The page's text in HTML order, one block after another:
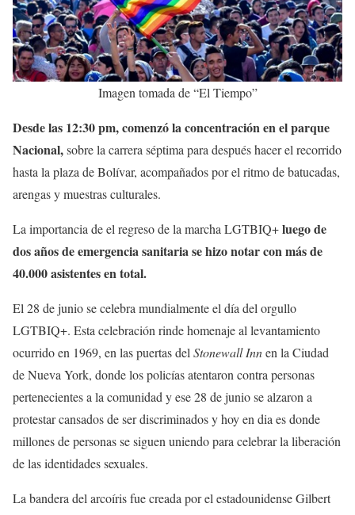
Imagen tomada de “El Tiempo”
Desde las 12:30 pm, comenzó la concentración en el parque
Nacional,sobre la carrera séptima para después hacer el recorrido
hasta la plaza de Bolívar, acompañados por el ritmo de batucadas,
arengas y muestras culturales.
La importancia de el regreso de la marcha LGTBIQ+luego de
dos años de emergencia sanitaria se hizo notar con más de
40.000 asistentes en total.
El 28 de junio se celebra mundialmente el día del orgullo
LGTBIQ+. Esta celebración rinde homenaje al levantamiento
ocurrido en 1969, en las puertas del Stonewall Innen la Ciudad
de Nueva York, donde los policías atentaron contra personas
pertenecientes a la comunidad y ese 28 de junio se alzaron a
protestar cansados de ser discriminados y hoy en dia es donde
millones de personas se siguen uniendo para celebrar la liberación
de las identidades sexuales.
La bandera del arcoíris fue creada por el estadounidense Gilbert